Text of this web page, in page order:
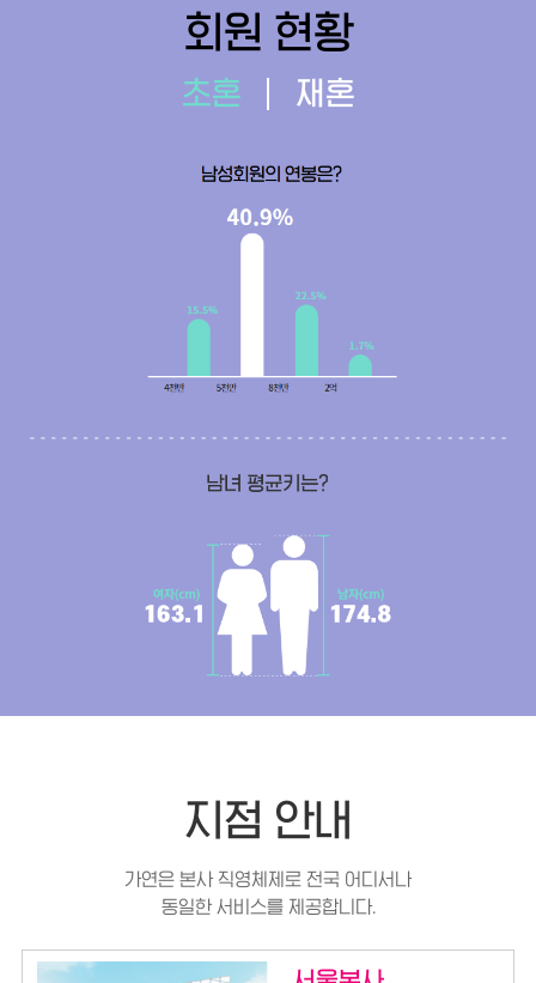
회원 현황
초혼 재혼
지점 안내
가연은 본사 직영체제로 전국 어디서나
동일한 서비스를 제공합니다.